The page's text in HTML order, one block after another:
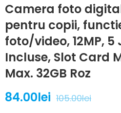
Camera foto
pentru copii,
foto/video, 12MP, 5
Incluse, Slot Card
Max. 32GB Roz
84.00lei 105.00lei